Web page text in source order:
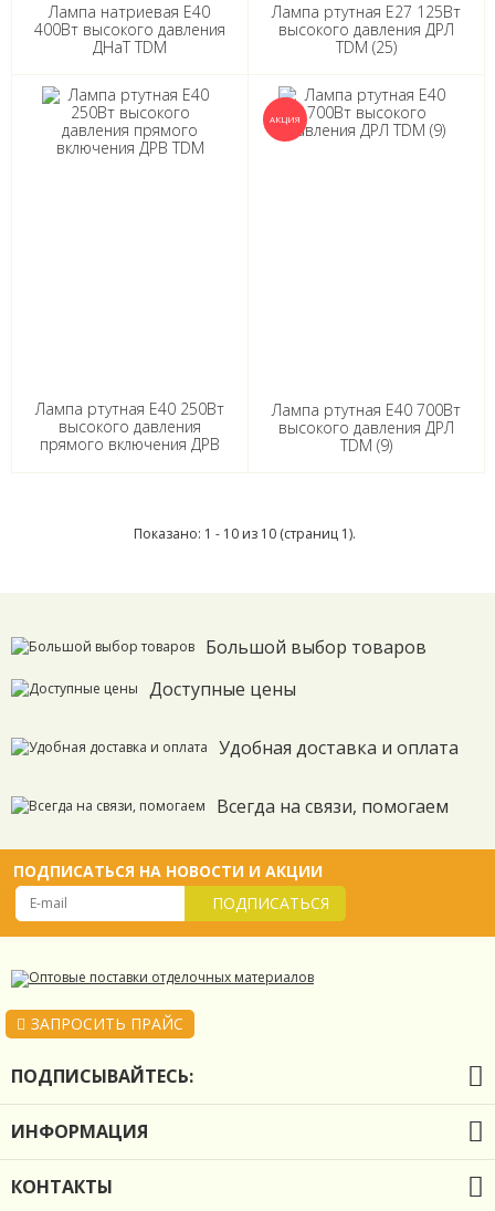
Лампа натриевая Е40
400Вт высокого давления
ДНаТ TDM
Лампа ртутная Е27 125Вт
высокого давления ДРЛ
TDM (25)
Лампа ртутная Е40 250Вт
высокого давления
прямого включения ДРВ
Лампа ртутная Е40 700Вт
высокого давления ДРЛ
TDM (9)
Показано: 1 - 10 из 10 (страниц 1).
Большой выбор товаров
Доступные цены
Удобная доставка и оплата
Всегда на связи, помогаем
ПОДПИСАТЬСЯ НА НОВОСТИ И АКЦИИ
ПОДПИСАТЬСЯ
ЗАПРОСИТЬ ПРАЙС
ПОДПИСЫВАЙТЕСЬ:
ИНФОРМАЦИЯ
КОНТАКТЫ